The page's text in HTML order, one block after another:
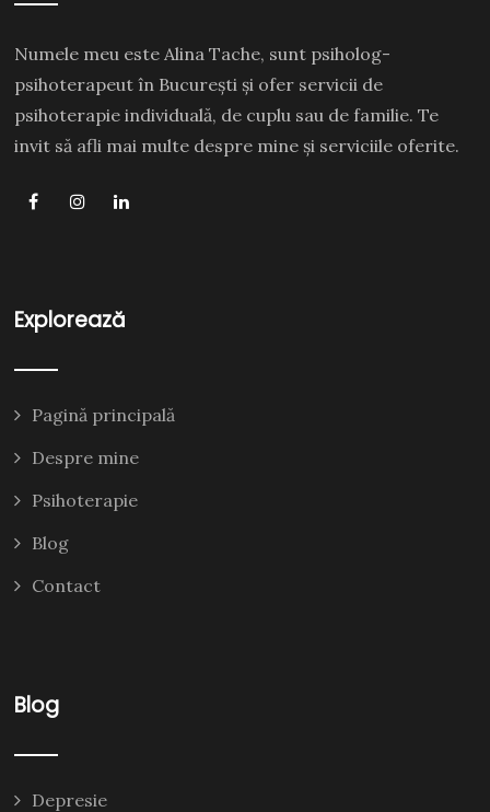
Numele meu este Alina Tache, sunt psiholog-
psihoterapeut în București și ofer servicii de
psihoterapie individuală, de cuplu sau de familie. Te
invit să afli mai multe despre mine și serviciile oferite.
Explorează
Pagină principală
Despre mine
Psihoterapie
Blog
Contact
Blog
Depresie